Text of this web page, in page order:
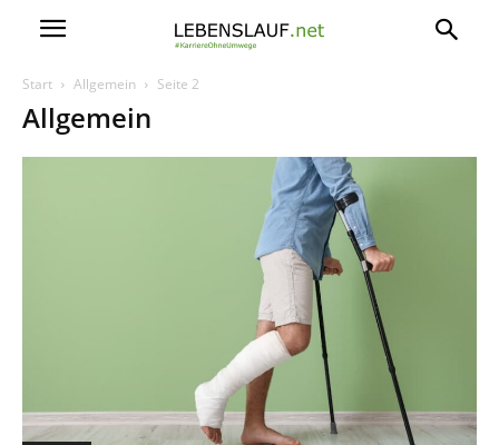
Start Allgemein Seite 2
Allgemein